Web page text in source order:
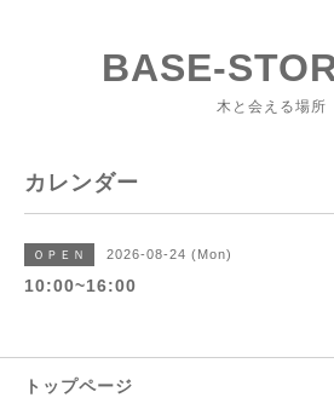
BASE-
木と会える場所
カレンダー
ＯＰＥＮ 2026-08-24 (Mon)
10:00~16:00
トップページ